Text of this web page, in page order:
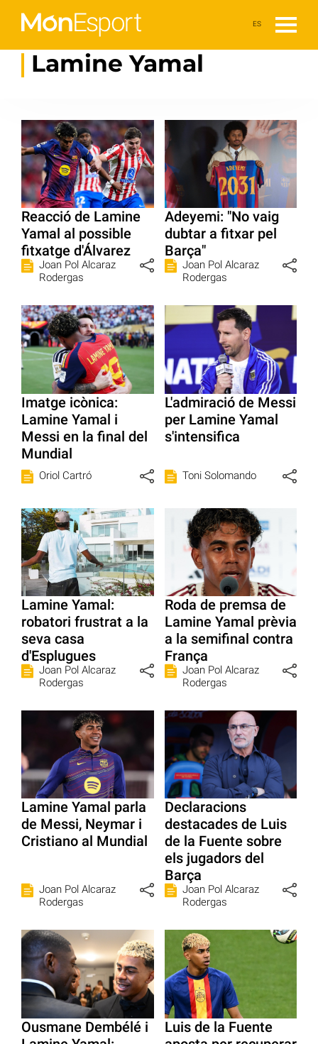
ES
Lamine Yamal
Reacció de Lamine
Yamal al possible
fitxatge d'Álvarez
Joan Pol Alcaraz
Rodergas
Adeyemi: "No vaig
dubtar a fitxar pel
Barça"
Joan Pol Alcaraz
Rodergas
Imatge icònica:
Lamine Yamal i
Messi en la final del
Mundial
Oriol Cartró
L'admiració de Messi
per Lamine Yamal
s'intensifica
Toni Solomando
Lamine Yamal:
robatori frustrat a la
seva casa
d'Esplugues
Joan Pol Alcaraz
Rodergas
Roda de premsa de
Lamine Yamal prèvia
a la semifinal contra
França
Joan Pol Alcaraz
Rodergas
Lamine Yamal parla
de Messi, Neymar i
Cristiano al Mundial
Joan Pol Alcaraz
Rodergas
Declaracions
destacades de Luis
de la Fuente sobre
els jugadors del
Barça
Joan Pol Alcaraz
Rodergas
Ousmane Dembélé i
Luis de la Fuente